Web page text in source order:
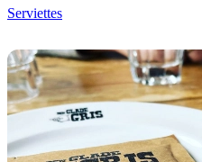
Serviettes